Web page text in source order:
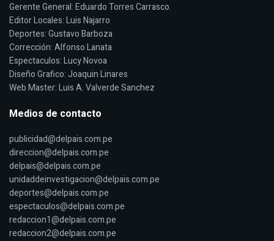
Gerente General: Eduardo Torres Carrasco.
Editor Locales: Luis Najarro
Deportes: Gustavo Barboza
Corrección: Alfonso Lanata
Espectaculos: Lucy Novoa
Diseño Grafico: Joaquin Linares
Web Master: Luis A. Valverde Sanchez
Medios de contacto
publicidad@delpais.com.pe
direccion@delpais.com.pe
delpais@delpais.com.pe
unidaddeinvestigacion@delpais.com.pe
deportes@delpais.com.pe
espectaculos@delpais.com.pe
redaccion1@delpais.com.pe
redaccion2@delpais.com.pe